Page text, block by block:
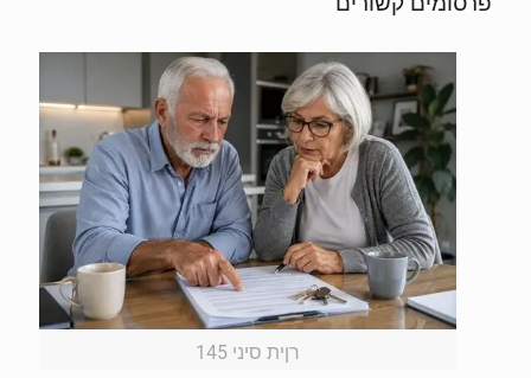
רןית סיני 145